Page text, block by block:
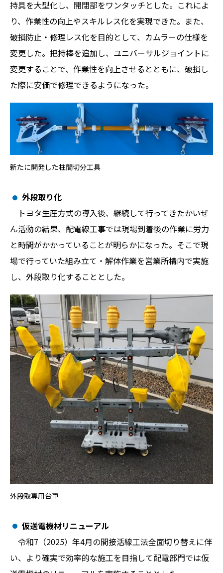
持具を大型化し、開閉部をワンタッチとした。これによ
り、作業性の向上やスキルレス化を実現できた。また、
破損防止・修理レス化を目的として、カムラーの仕様を
変更した。把持棒を追加し、ユニバーサルジョイントに
変更することで、作業性を向上させるとともに、破損し
た際に安価で修理できるようになった。
新たに開発した柱間切分工具
外段取り化
トヨタ生産方式の導入後、継続して行ってきたかいぜ
ん活動の結果、配電線工事では現場到着後の作業に労力
と時間がかかっていることが明らかになった。そこで現
場で行っていた組み立て・解体作業を営業所構内で実施
し、外段取り化することとした。
外段取専用台車
仮送電機材リニューアル
令和7（2025）年4月の間接活線工法全面切り替えに伴
い、より確実で効率的な施工を目指して配電部門では仮